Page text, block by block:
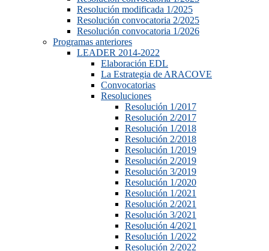
Resolución modificada 1/2025
Resolución convocatoria 2/2025
Resolución convocatoria 1/2026
Programas anteriores
LEADER 2014-2022
Elaboración EDL
La Estrategia de ARACOVE
Convocatorias
Resoluciones
Resolución 1/2017
Resolución 2/2017
Resolución 1/2018
Resolución 2/2018
Resolución 1/2019
Resolución 2/2019
Resolución 3/2019
Resolución 1/2020
Resolución 1/2021
Resolución 2/2021
Resolución 3/2021
Resolución 4/2021
Resolución 1/2022
Resolución 2/2022